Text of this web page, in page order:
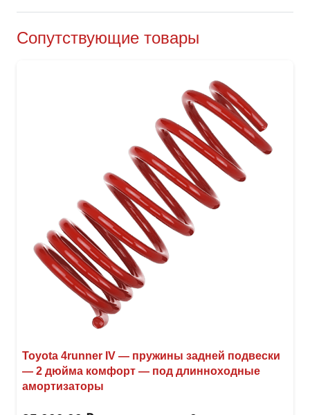
Сопутствующие товары
Toyota 4runner IV — пружины задней подвески
— 2 дюйма комфорт — под длинноходные
амортизаторы